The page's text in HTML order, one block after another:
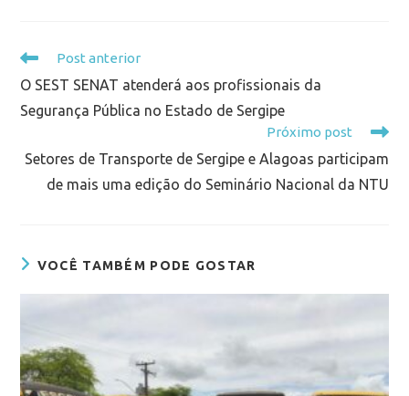
Post anterior
O SEST SENAT atenderá aos profissionais da
Segurança Pública no Estado de Sergipe
Próximo post
Setores de Transporte de Sergipe e Alagoas participam
de mais uma edição do Seminário Nacional da NTU
VOCÊ TAMBÉM PODE GOSTAR